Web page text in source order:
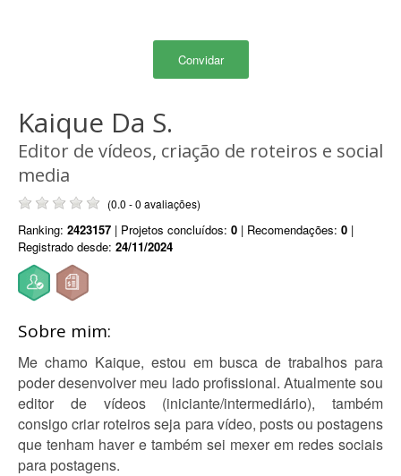
Convidar
Kaique Da S.
Editor de vídeos, criação de roteiros e social
media
(0.0 - 0 avaliações)
Ranking: 2423157 | Projetos concluídos: 0 | Recomendações: 0 |
Registrado desde: 24/11/2024
Sobre mim:
Me chamo Kaique, estou em busca de trabalhos para
poder desenvolver meu lado profissional. Atualmente sou
editor de vídeos (iniciante/intermediário), também
consigo criar roteiros seja para vídeo, posts ou postagens
que tenham haver e também sei mexer em redes sociais
para postagens.